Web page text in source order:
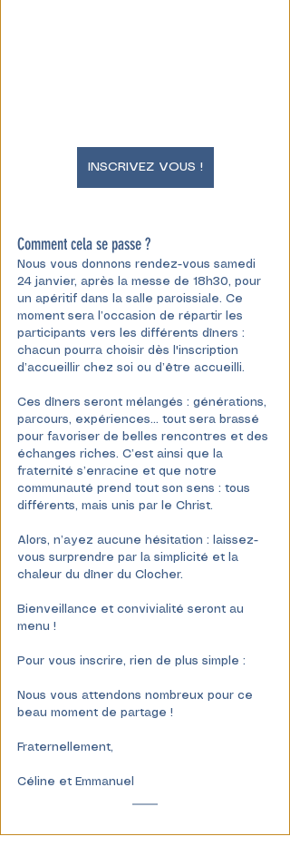
INSCRIVEZ VOUS !
Comment cela se passe ?
Nous vous donnons rendez-vous samedi
24 janvier, après la messe de 18h30, pour
un apéritif dans la salle paroissiale. Ce
moment sera l’occasion de répartir les
participants vers les différents dîners :
chacun pourra choisir dès l'inscription
d’accueillir chez soi ou d’être accueilli.
Ces dîners seront mélangés : générations,
parcours, expériences... tout sera brassé
pour favoriser de belles rencontres et des
échanges riches. C’est ainsi que la
fraternité s’enracine et que notre
communauté prend tout son sens : tous
différents, mais unis par le Christ.
Alors, n’ayez aucune hésitation : laissez-
vous surprendre par la simplicité et la
chaleur du dîner du Clocher.
Bienveillance et convivialité seront au
menu !
Pour vous inscrire, rien de plus simple :
Nous vous attendons nombreux pour ce
beau moment de partage !
Fraternellement,
Céline et Emmanuel